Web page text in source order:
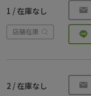
1 / 在庫なし
店舗在庫
2 / 在庫なし